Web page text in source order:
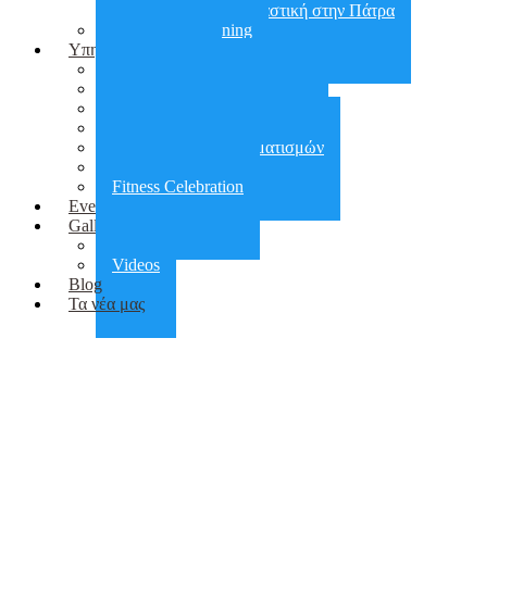
Υπαίθρια Γυμναστική στην Πάτρα
Small group training
Υπηρεσίες
Αποκατάσταση τραυματισμών
Fitness Celebration
Events
Gallery
Videos
Blog
Τα νέα μας